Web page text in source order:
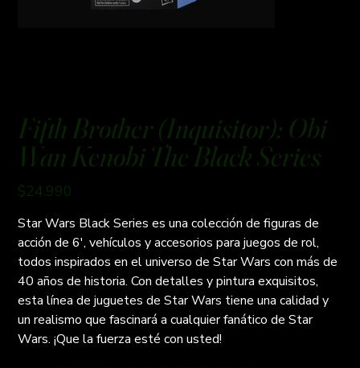
Fifth Brother (Inquisitor): Obi
Wan Kenobi The Black Series
Precio
$24.990
Star Wars Black Series es una colección de figuras de
acción de 6', vehículos y accesorios para juegos de rol,
todos inspirados en el universo de Star Wars con más de
40 años de historia. Con detalles y pintura exquisitos,
esta línea de juguetes de Star Wars tiene una calidad y
un realismo que fascinará a cualquier fanático de Star
Wars. ¡Que la fuerza esté con usted!